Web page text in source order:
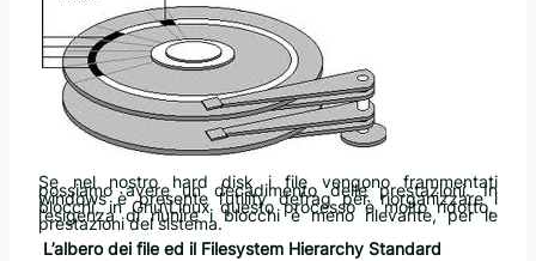
Se nel nostro hard disk i file vengono frammentati
possiamo avere un decadimento delle prestazioni. In
windows è presente l’utility defrag per riorganizzare i
blocchi, in Gnu\Linux questo processo è molto ridotto,
l’esigenza di riunire i blocchi è meno rilevante, per le
prestazioni del sistema.
L’albero dei file ed il Filesystem Hierarchy Standard